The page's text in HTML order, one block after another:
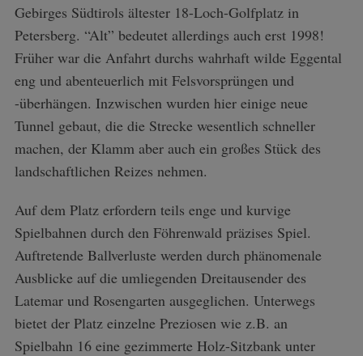
Gebirges Südtirols ältester 18-Loch-Golfplatz in
Petersberg. “Alt” bedeutet allerdings auch erst 1998!
Früher war die Anfahrt durchs wahrhaft wilde Eggental
eng und abenteuerlich mit Felsvorsprüngen und
-überhängen. Inzwischen wurden hier einige neue
Tunnel gebaut, die die Strecke wesentlich schneller
machen, der Klamm aber auch ein großes Stück des
landschaftlichen Reizes nehmen.
Auf dem Platz erfordern teils enge und kurvige
Spielbahnen durch den Föhrenwald präzises Spiel.
Auftretende Ballverluste werden durch phänomenale
Ausblicke auf die umliegenden Dreitausender des
Latemar und Rosengarten ausgeglichen. Unterwegs
bietet der Platz einzelne Preziosen wie z.B. an
Spielbahn 16 eine gezimmerte Holz-Sitzbank unter